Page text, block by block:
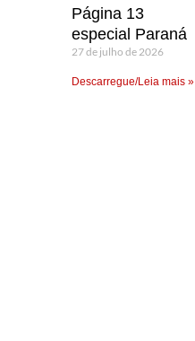
Página 13
especial Paraná
27 de julho de 2026
Descarregue/Leia mais »